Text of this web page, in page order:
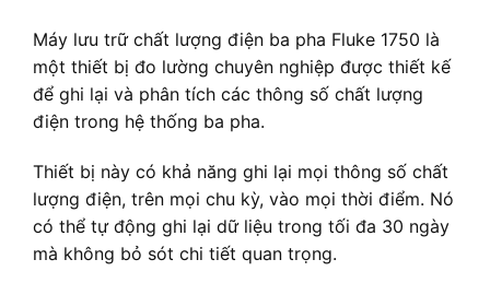
Máy lưu trữ chất lượng điện ba pha Fluke 1750 là
một thiết bị đo lường chuyên nghiệp được thiết kế
để ghi lại và phân tích các thông số chất lượng
điện trong hệ thống ba pha.
Thiết bị này có khả năng ghi lại mọi thông số chất
lượng điện, trên mọi chu kỳ, vào mọi thời điểm. Nó
có thể tự động ghi lại dữ liệu trong tối đa 30 ngày
mà không bỏ sót chi tiết quan trọng.